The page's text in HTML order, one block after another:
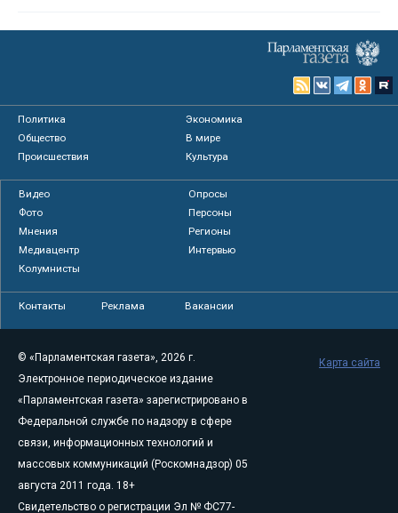
Политика
Экономика
Общество
В мире
Происшествия
Культура
Видео
Опросы
Фото
Персоны
Мнения
Регионы
Медиацентр
Интервью
Колумнисты
Контакты Реклама Вакансии
© «Парламентская газета», 2026 г.
Электронное периодическое издание
«Парламентская газета» зарегистрировано в
Федеральной службе по надзору в сфере
связи, информационных технологий и
массовых коммуникаций (Роскомнадзор) 05
августа 2011 года. 18+
Свидетельство о регистрации Эл № ФС77-
Карта сайта